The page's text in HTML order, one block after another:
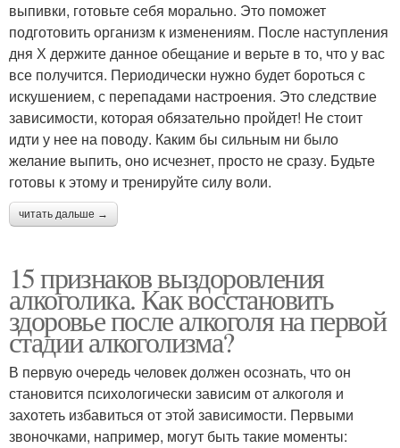
выпивки, готовьте себя морально. Это поможет
подготовить организм к изменениям. После наступления
дня Х держите данное обещание и верьте в то, что у вас
все получится. Периодически нужно будет бороться с
искушением, с перепадами настроения. Это следствие
зависимости, которая обязательно пройдет! Не стоит
идти у нее на поводу. Каким бы сильным ни было
желание выпить, оно исчезнет, просто не сразу. Будьте
готовы к этому и тренируйте силу воли.
читать дальше →
15 признаков выздоровления
алкоголика. Как восстановить
здоровье после алкоголя на первой
стадии алкоголизма?
В первую очередь человек должен осознать, что он
становится психологически зависим от алкоголя и
захотеть избавиться от этой зависимости. Первыми
звоночками, например, могут быть такие моменты: